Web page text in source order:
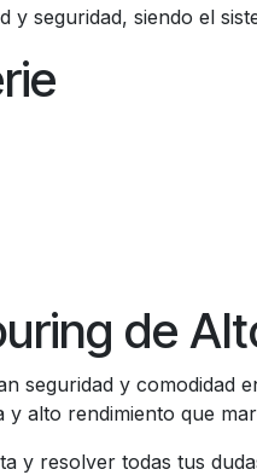
y seguridad, siendo el
de
seguridad y comodidad
alto rendimiento que
y resolver todas tus